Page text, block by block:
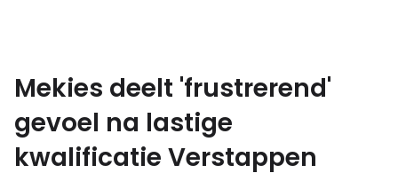
Mekies deelt 'frustrerend'
gevoel na lastige
kwalificatie Verstappen